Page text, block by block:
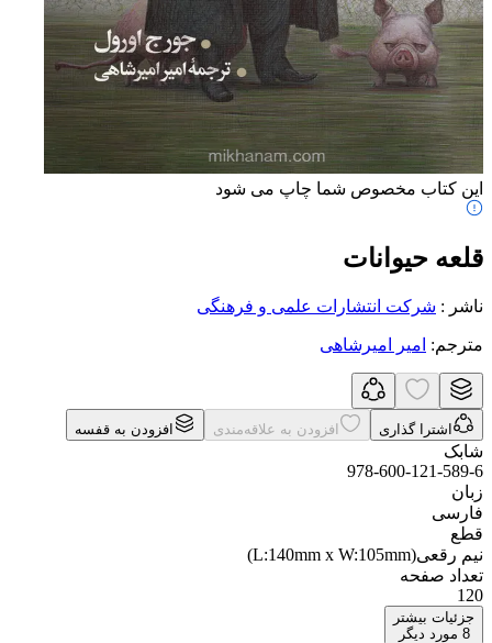
این کتاب مخصوص شما چاپ می شود
قلعه حیوانات
ناشر : شرکت انتشارات علمی و فرهنگی
مترجم: امیر امیرشاهی
اشترا گذاری افزودن به علاقه‌مندی افزودن به قفسه
شابک
978-600-121-589-6
زبان
فارسی
قطع
نیم رقعی(L:140mm x W:105mm)
تعداد صفحه
120
جزئیات بیشتر
8 مورد دیگر